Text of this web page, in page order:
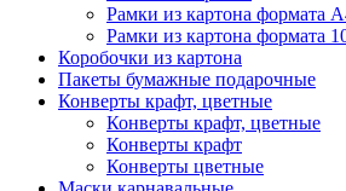
Рамки из картона формата
Рамки из картона формата
Коробочки из картона
Пакеты бумажные подарочные
Конверты крафт, цветные
Конверты крафт, цветные
Конверты крафт
Конверты цветные